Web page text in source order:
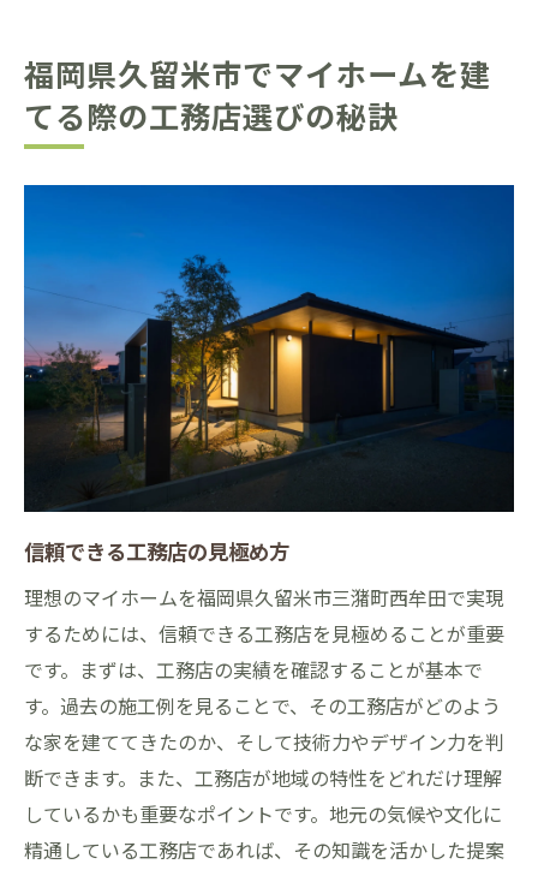
口コミや評判を活用した選び方
久留米市三潴町西牟田で理想のマイホームを実
自然環境を活かした家づくりのアイデア
都市利便性を考慮した間取りの工夫
家族構成に応じた住まいのプラン
エネルギー効率を高める設計の工夫
地域コミュニティとの調和を図るプラン
自然と都市の魅力を活かしたマイホーム設計の
ポイント
庭を活用したリラックス空間の作り方
交通アクセスを重視した立地選び
生活利便施設との距離を考慮した設計
地域特有の気候に適した住宅設計
都市の利便性を活かした生活動線の設計
自由設計で作るあなたらしいマイホームのステ
ップ
ライフスタイルに合わせた間取りの考え方
福岡県久留米市でマイホームを建
てる際の工務店選びの秘訣
信頼できる工務店の見極め方
理想のマイホームを福岡県久留米市三潴町西牟田で実現
するためには、信頼できる工務店を見極めることが重要
です。まずは、工務店の実績を確認することが基本で
す。過去の施工例を見ることで、その工務店がどのよう
な家を建ててきたのか、そして技術力やデザイン力を判
断できます。また、工務店が地域の特性をどれだけ理解
しているかも重要なポイントです。地元の気候や文化に
精通している工務店であれば、その知識を活かした提案